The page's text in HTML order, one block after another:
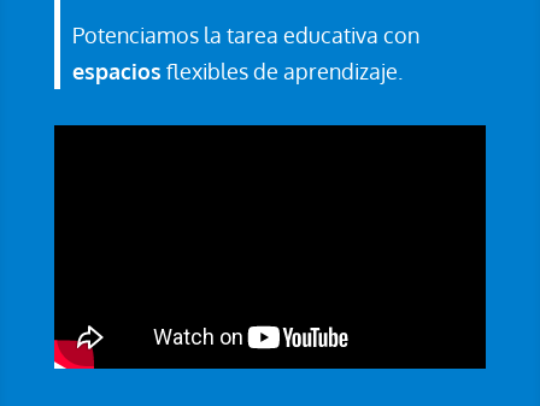
Potenciamos la tarea educativa con
espacios flexibles de aprendizaje.